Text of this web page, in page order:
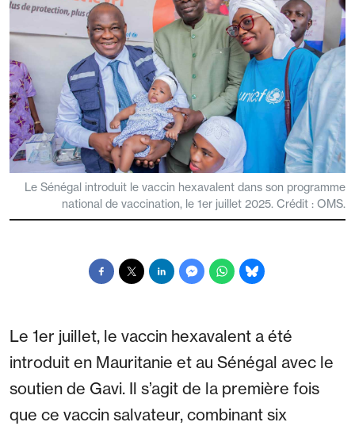
Le Sénégal introduit le vaccin hexavalent dans son programme
national de vaccination, le 1er juillet 2025. Crédit : OMS.
Le 1er juillet, le vaccin hexavalent a été
introduit en Mauritanie et au Sénégal avec le
soutien de Gavi. Il s’agit de la première fois
que ce vaccin salvateur, combinant six